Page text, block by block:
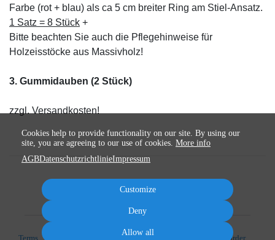
Farbe (rot + blau) als ca 5 cm breiter Ring am Stiel-Ansatz.
1 Satz = 8 Stück +
Bitte beachten Sie auch die Pflegehinweise für
Holzeisstöcke aus Massivholz!
3. Gummidauben (2 Stück)
zzgl. Versandkosten!
Terms Cancel subscription Cancel order
Cookies help to provide functionality on our site. By using our
site, you are agreeing to our use of cookies. More info
AGBDatenschutzrichtlinieImpressum
Customize
Deny
Allow all